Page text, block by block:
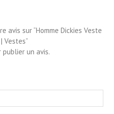
avis sur “Homme Dickies Veste
Vestes”
publier un avis.